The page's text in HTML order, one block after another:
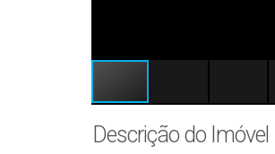
Descrição do Imóvel